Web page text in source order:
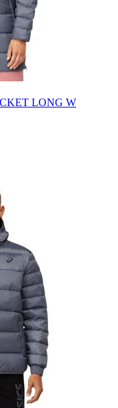
LONG W